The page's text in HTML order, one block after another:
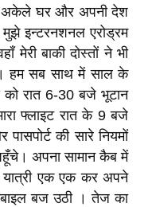
अकेले घर और अपनी देश
इन्टरनशनल एरोड्रम
मेरी बाकी दोस्तों ने भी
हम सब साथ में साल के
को रात 6-30 बजे भूटान
फ्लाइट रात के 9 बजे
की सारे नियमों
अपना सामान कैब में
एक एक कर अपने
बज उठी । तेज का